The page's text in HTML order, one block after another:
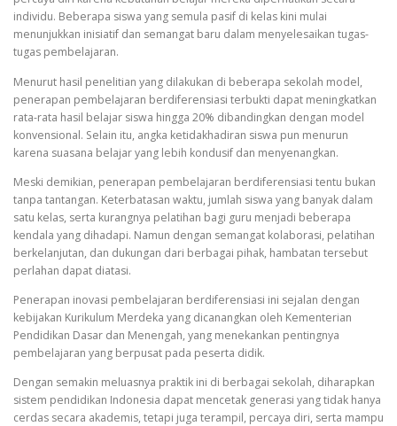
individu. Beberapa siswa yang semula pasif di kelas kini mulai
menunjukkan inisiatif dan semangat baru dalam menyelesaikan tugas-
tugas pembelajaran.
Menurut hasil penelitian yang dilakukan di beberapa sekolah model,
penerapan pembelajaran berdiferensiasi terbukti dapat meningkatkan
rata-rata hasil belajar siswa hingga 20% dibandingkan dengan model
konvensional. Selain itu, angka ketidakhadiran siswa pun menurun
karena suasana belajar yang lebih kondusif dan menyenangkan.
Meski demikian, penerapan pembelajaran berdiferensiasi tentu bukan
tanpa tantangan. Keterbatasan waktu, jumlah siswa yang banyak dalam
satu kelas, serta kurangnya pelatihan bagi guru menjadi beberapa
kendala yang dihadapi. Namun dengan semangat kolaborasi, pelatihan
berkelanjutan, dan dukungan dari berbagai pihak, hambatan tersebut
perlahan dapat diatasi.
Penerapan inovasi pembelajaran berdiferensiasi ini sejalan dengan
kebijakan Kurikulum Merdeka yang dicanangkan oleh Kementerian
Pendidikan Dasar dan Menengah, yang menekankan pentingnya
pembelajaran yang berpusat pada peserta didik.
Dengan semakin meluasnya praktik ini di berbagai sekolah, diharapkan
sistem pendidikan Indonesia dapat mencetak generasi yang tidak hanya
cerdas secara akademis, tetapi juga terampil, percaya diri, serta mampu